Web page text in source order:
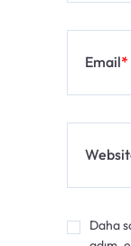
Email*
Daha